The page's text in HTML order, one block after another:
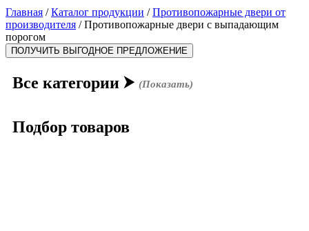
Главная /Каталог продукции /Противопожарные двери от
производителя / Противопожарные двери с выпадающим
порогом
ПОЛУЧИТЬ ВЫГОДНОЕ ПРЕДЛОЖЕНИЕ
Все категории ⮞ (Показать)
Подбор товаров